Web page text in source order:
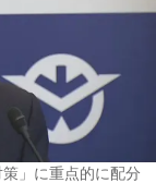
」に重点的に配分